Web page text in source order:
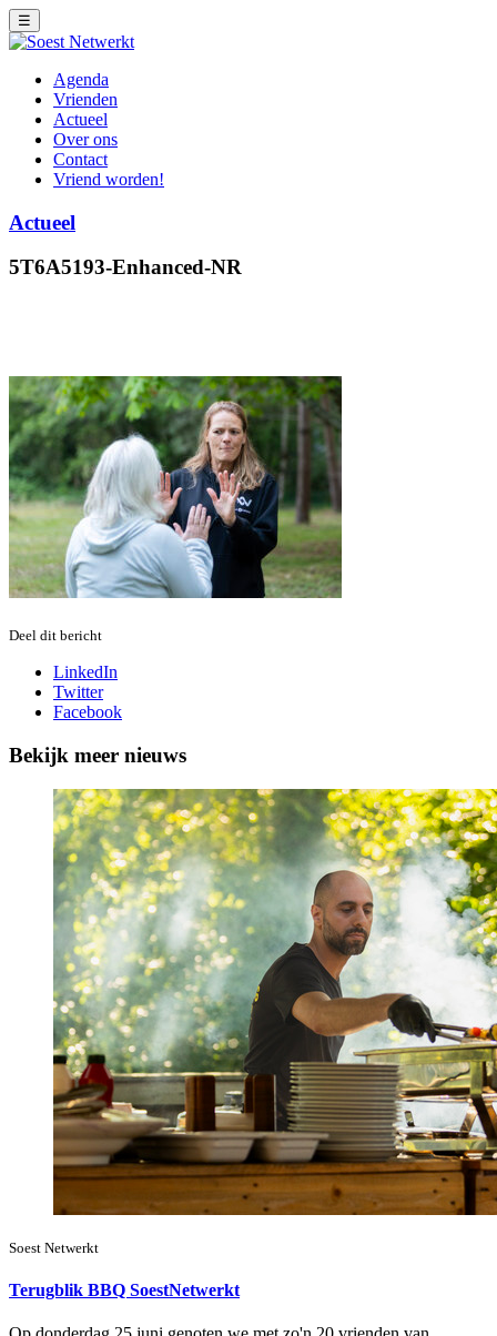
☰
Agenda
Vrienden
Actueel
Over ons
Contact
Vriend worden!
Actueel
5T6A5193-Enhanced-NR
Deel dit bericht
LinkedIn
Twitter
Facebook
Bekijk meer nieuws
Soest Netwerkt
Terugblik BBQ SoestNetwerkt